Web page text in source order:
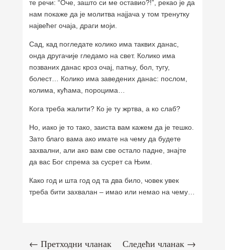
те речи: “Оче, зашто си ме оставио?!”, рекао је да
нам покаже да је молитва најјача у том тренутку
највећег очаја, драги моји.
Сад, кад погледате колико има таквих данас,
онда другачије гледамо на свет. Колико има
позваних данас кроз очај, патњу, бол, тугу,
болест… Колико има заведених данас: послом,
колима, кућама, пороцима…
Кога треба жалити? Ко је ту жртва, а ко слаб?
Но, иако је то тако, заиста вам кажем да је тешко.
Зато благо вама ако имате на чему да будете
захвални, али ако вам све остало падне, знајте
да вас Бог спрема за сусрет са Њим.
Како год и шта год од та два било, човек увек
треба бити захвалан – имао или немао на чему…
←Претходни чланак Следећи чланак→